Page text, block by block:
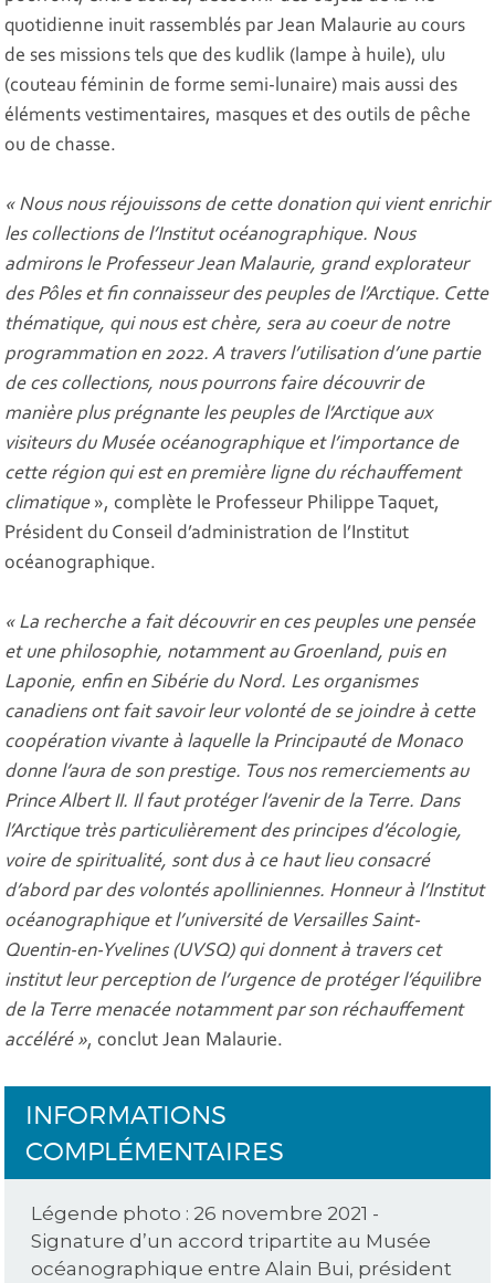
quotidienne inuit rassemblés par Jean Malaurie au cours
de ses missions tels que des kudlik (lampe à huile), ulu
(couteau féminin de forme semi-lunaire) mais aussi des
éléments vestimentaires, masques et des outils de pêche
ou de chasse.
« Nous nous réjouissons de cette donation qui vient enrichir
les collections de l’Institut océanographique. Nous
admirons le Professeur Jean Malaurie, grand explorateur
des Pôles et fin connaisseur des peuples de l’Arctique. Cette
thématique, qui nous est chère, sera au coeur de notre
programmation en 2022. A travers l’utilisation d’une partie
de ces collections, nous pourrons faire découvrir de
manière plus prégnante les peuples de l’Arctique aux
visiteurs du Musée océanographique et l’importance de
cette région qui est en première ligne du réchauffement
climatique », complète le Professeur Philippe Taquet,
Président du Conseil d’administration de l’Institut
océanographique.
« La recherche a fait découvrir en ces peuples une pensée
et une philosophie, notamment au Groenland, puis en
Laponie, enfin en Sibérie du Nord. Les organismes
canadiens ont fait savoir leur volonté de se joindre à cette
coopération vivante à laquelle la Principauté de Monaco
donne l’aura de son prestige. Tous nos remerciements au
Prince Albert II. Il faut protéger l’avenir de la Terre. Dans
l’Arctique très particulièrement des principes d’écologie,
voire de spiritualité, sont dus à ce haut lieu consacré
d’abord par des volontés apolliniennes. Honneur à l’Institut
océanographique et l’université de Versailles Saint-
Quentin-en-Yvelines (UVSQ) qui donnent à travers cet
institut leur perception de l’urgence de protéger l’équilibre
de la Terre menacée notamment par son réchauffement
accéléré », conclut Jean Malaurie.
INFORMATIONS
COMPLÉMENTAIRES
Légende photo : 26 novembre 2021 -
Signature d’un accord tripartite au Musée
océanographique entre Alain Bui, président